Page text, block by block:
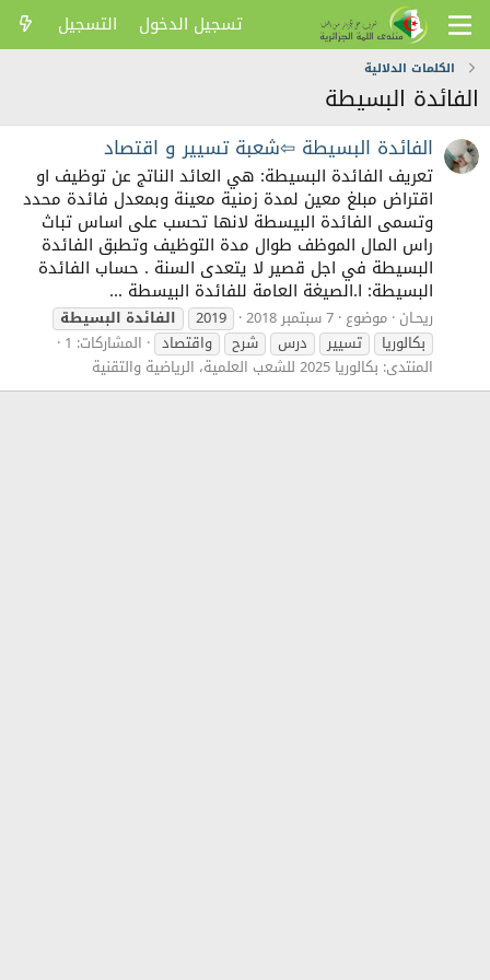
تسجيل الدخول التسجيل
الكلمات الدلالية
الفائدة البسيطة
الفائدة البسيطة ⇦شعبة تسيير و اقتصاد
تعريف الفائدة البسيطة: هي العائد الناتج عن توظيف او
اقتراض مبلغ معين لمدة زمنية معينة وبمعدل فائدة محدد
وتسمى الفائدة البيسطة لانها تحسب على اساس تباث
راس المال الموظف طوال مدة التوظيف وتطبق الفائدة
البسيطة في اجل قصير لا يتعدى السنة . حساب الفائدة
البسيطة: ا.الصيغة العامة للفائدة البيسطة ...
ريحـان موضوع 7 سبتمبر 2018 2019 الفائدةالبسيطة
بكالوريا
تسيير درس شرح واقتصاد
المشاركات: 1
المنتدى: بكالوريا 2025 للشعب العلمية، الرياضية والتقنية